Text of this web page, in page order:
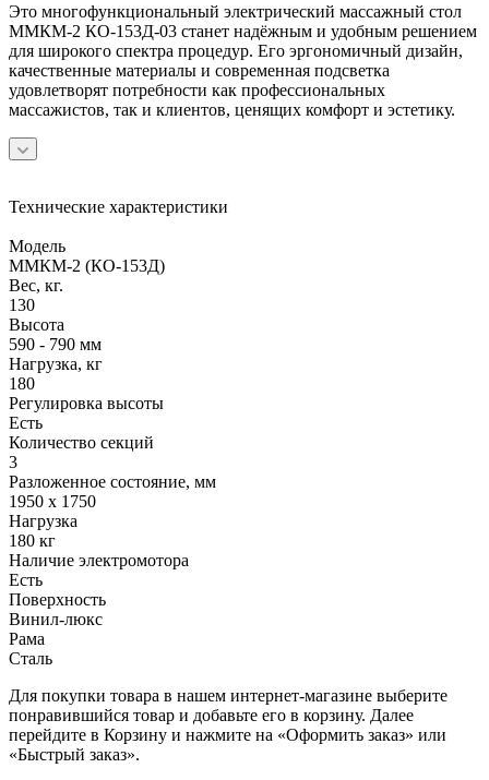
Это многофункциональный электрический массажный стол
ММКМ-2 КО-153Д-03 станет надёжным и удобным решением
для широкого спектра процедур. Его эргономичный дизайн,
качественные материалы и современная подсветка
удовлетворят потребности как профессиональных
массажистов, так и клиентов, ценящих комфорт и эстетику.
Технические характеристики
Модель
ММКМ-2 (КО-153Д)
Вес, кг.
130
Высота
590 - 790 мм
Нагрузка, кг
180
Регулировка высоты
Есть
Количество секций
3
Разложенное состояние, мм
1950 х 1750
Нагрузка
180 кг
Наличие электромотора
Есть
Поверхность
Винил-люкс
Рама
Сталь
Для покупки товара в нашем интернет-магазине выберите
понравившийся товар и добавьте его в корзину. Далее
перейдите в Корзину и нажмите на «Оформить заказ» или
«Быстрый заказ».